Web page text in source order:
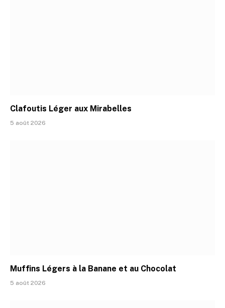
Clafoutis Léger aux Mirabelles
5 août 2026
Muffins Légers à la Banane et au Chocolat
5 août 2026